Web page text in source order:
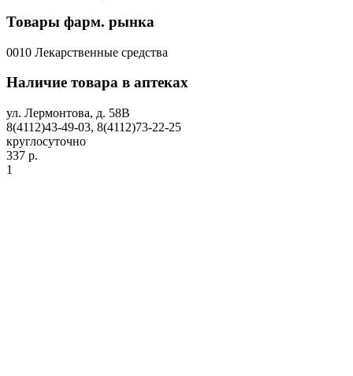
Товары фарм. рынка
0010 Лекарственные средства
Наличие товара в аптеках
ул. Лермонтова, д. 58В
8(4112)43-49-03, 8(4112)73-22-25
круглосуточно
337 р.
1